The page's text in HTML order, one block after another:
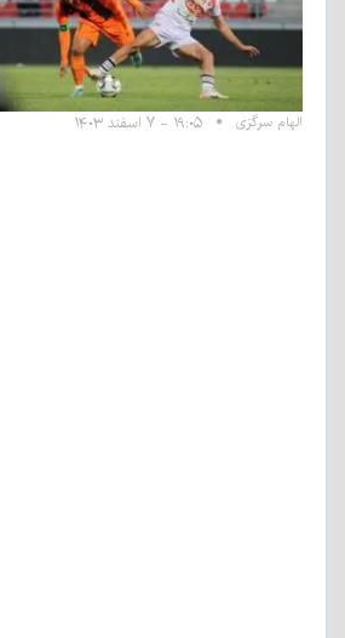
الهام سرگزی ۱۹:۰۵ - ۷ اسفند ۱۴۰۳